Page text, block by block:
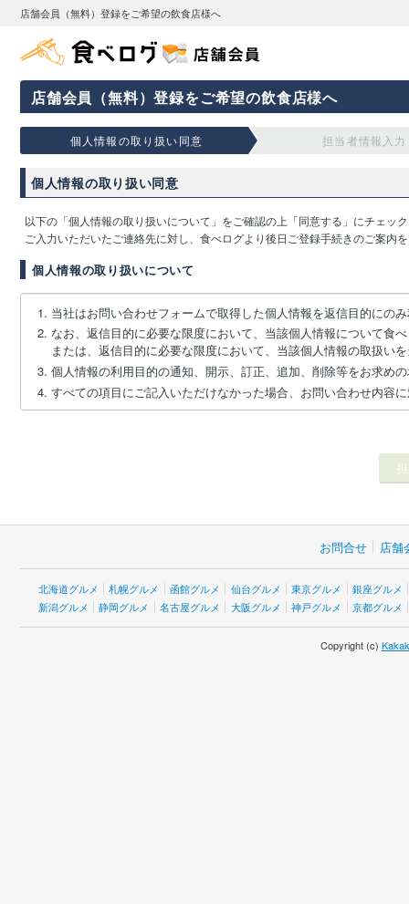
店舗会員（無料）登録をご希望の飲食店様へ
店舗会員（無料）登録をご希望の飲食店様へ
個人情報の取り扱い同意 担当者情報入力
個人情報の取り扱い同意
以下の「個人情報の取り扱いについて」をご確認の上「同意する」にチェッ
ご入力いただいたご連絡先に対し、食べログより後日ご登録手続きのご案内
個人情報の取り扱いについて
当社はお問い合わせフォームで取得した個人情報を返信目的にの
なお、返信目的に必要な限度において、当該個人情報について食
または、返信目的に必要な限度において、当該個人情報の取扱い
個人情報の利用目的の通知、開示、訂正、追加、削除等をお求め
すべての項目にご記入いただけなかった場合、お問い合わせ内容
お問合せ 店舗
北海道グルメ 札幌グルメ 函館グルメ 仙台グルメ 東京グルメ
銀座グルメ
新潟グルメ
静岡グルメ 名古屋グルメ 大阪グルメ 神戸グルメ 京都グルメ
Copyright (c)